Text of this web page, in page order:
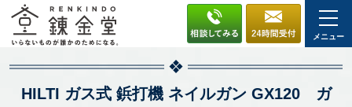
メニュー
HILTI ガス式 鋲打機 ネイルガン GX120 ガ